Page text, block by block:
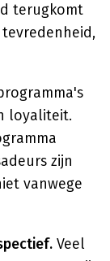
terugkomt
loyaliteit.
zijn
vanwege
Veel